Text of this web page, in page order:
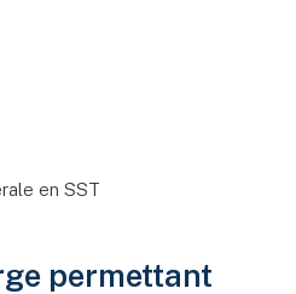
en SST
permettant